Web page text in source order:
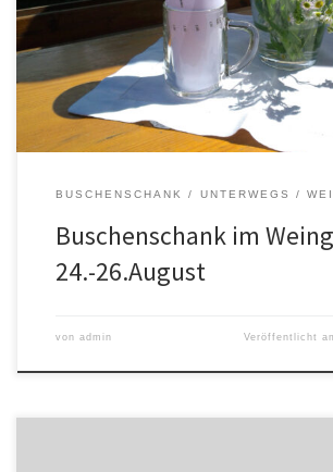
und Sonntag finden in Stammersdorf die
Stammersdorfer Straße selbst wird gesperrt
Standln, Musik & natürlich Wein prall gefüllt sein.
BUSCHENSCHANK UNTERWEGS
Buschenschank im
24.-26.August
von admin Veröffentlicht